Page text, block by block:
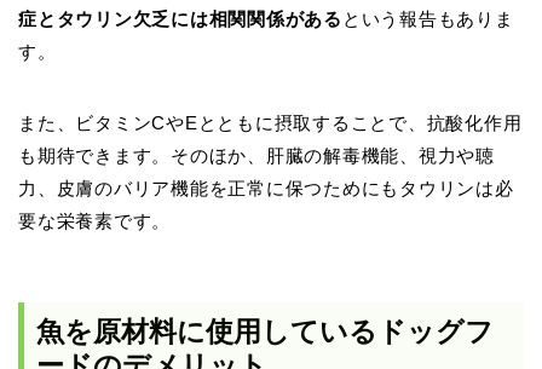
症とタウリン欠乏には相関関係がある という報告もありま
す。
また、ビタミンCやEとともに摂取することで、抗酸化作用
も期待できます。そのほか、肝臓の解毒機能、視力や聴
力、皮膚のバリア機能を正常に保つためにもタウリンは必
要な栄養素です。
魚を原材料に使用しているドッグフ